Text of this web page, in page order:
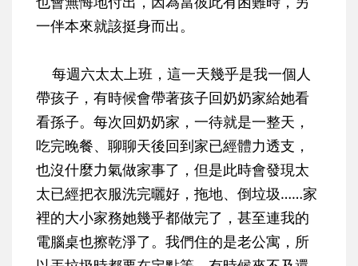
一伴本來就該挺身而出。
每週六太太上班，這一天幾乎是我一個人
帶孩子，有時候會帶著孩子回奶奶家給她看
看孫子。每次回奶奶家，一待就是一整天，
吃完晚餐、聊聊天後回到家已經體力透支，
也沒什麼力氣做家事了，但是此時會發現太
太已經把衣服洗完曬好，拖地、倒垃圾……家
裡的大小家務她幾乎都做完了，甚至連我的
電腦桌也擦乾淨了。我們住的是老公寓，所